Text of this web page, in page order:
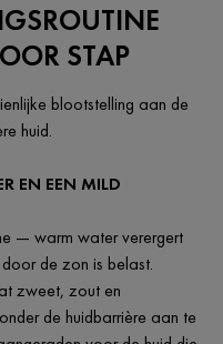
STAP
blootstelling aan de
huid.
EN EEN MILD
— warm water verergert
de zon is belast.
zweet, zout en
de huidbarrière aan te